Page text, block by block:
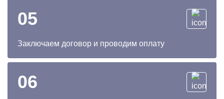
05
Заключаем договор и проводим оплату
06